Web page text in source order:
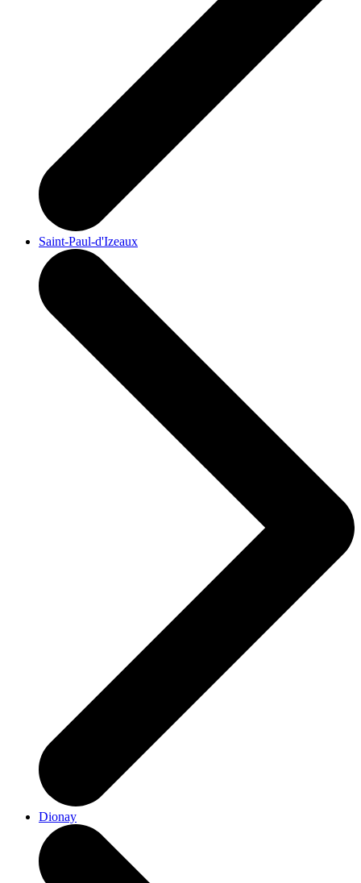
Saint-Paul-d'Izeaux
Dionay